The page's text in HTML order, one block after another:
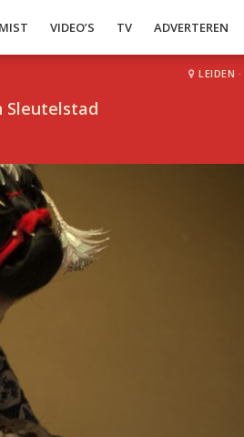
VIDEO’S TV ADVERTEREN
Sleutelstad
LEIDEN ·